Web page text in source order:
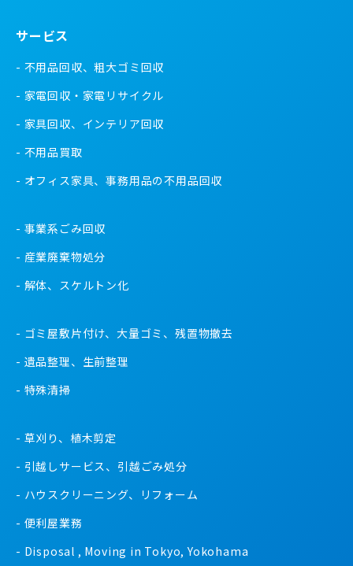
サービス
不用品回収、粗大ゴミ回収
家電回収・家電リサイクル
家具回収、インテリア回収
不用品買取
オフィス家具、事務用品の不用品回収
事業系ごみ回収
産業廃棄物処分
解体、スケルトン化
ゴミ屋敷片付け、大量ゴミ、残置物撤去
遺品整理、生前整理
特殊清掃
草刈り、植木剪定
引越しサービス、引越ごみ処分
ハウスクリーニング、リフォーム
便利屋業務
Disposal , Moving in Tokyo, Yokohama